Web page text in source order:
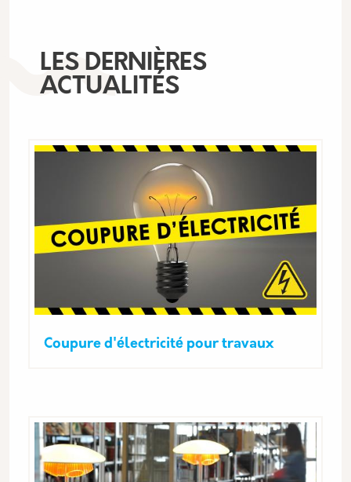
LES DERNIÈRES
ACTUALITÉS
Coupure d'électricité pour travaux